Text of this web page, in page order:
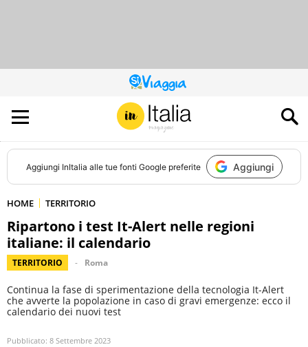
QUESTO
SITO
CONTRIBUISCE
ALL’AUDIENCE
DI
Aggiungi InItalia alle tue fonti Google preferite Aggiungi
HOME TERRITORIO
Ripartono i test It-Alert nelle regioni
italiane: il calendario
TERRITORIO Roma
Continua la fase di sperimentazione della tecnologia It-Alert
che avverte la popolazione in caso di gravi emergenze: ecco il
calendario dei nuovi test
Pubblicato: 8 Settembre 2023